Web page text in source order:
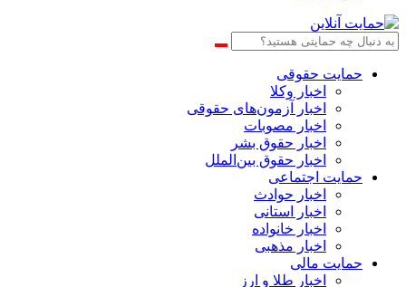
حمایت حقوقی
اخبار وکلا
اخبار آزمون‌های حقوقی
اخبار مصوبات
اخبار حقوق بشر
اخبار حقوق بین‌الملل
حمایت اجتماعی
اخبار حوادث
اخبار استانی
اخبار خانواده
اخبار مذهبی
حمایت مالی
اخبار طلا و ارز